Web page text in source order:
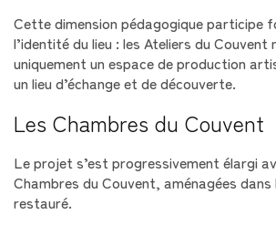
Cette dimension pédagogique participe
l’identité du lieu : les Ateliers du Couvent
uniquement un espace de production
un lieu d’échange et de découverte.
Les Chambres du Couvent
Le projet s’est progressivement élargi
Chambres du Couvent, aménagées
restauré.